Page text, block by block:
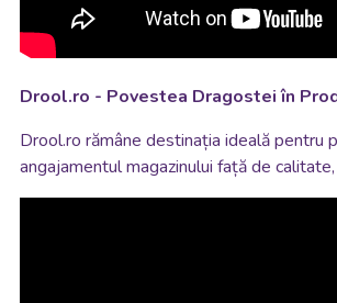
Drool.ro - Povestea Dragostei în
Drool.ro rămâne destinația ideală pentru
angajamentul magazinului față de